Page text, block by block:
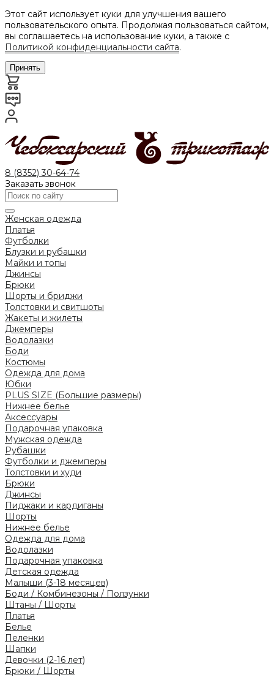
Этот сайт использует куки для улучшения вашего
пользовательского опыта. Продолжая пользоваться сайтом,
вы соглашаетесь на использование куки, а также с
Политикой конфиденциальности сайта.
Принять
8 (8352) 30-64-74
Заказать звонок
Женская одежда
Платья
Футболки
Блузки и рубашки
Майки и топы
Джинсы
Брюки
Шорты и бриджи
Толстовки и свитшоты
Жакеты и жилеты
Джемперы
Водолазки
Боди
Костюмы
Одежда для дома
Юбки
PLUS SIZE (Большие размеры)
Нижнее белье
Аксессуары
Подарочная упаковка
Мужская одежда
Рубашки
Футболки и джемперы
Толстовки и худи
Брюки
Джинсы
Пиджаки и кардиганы
Шорты
Нижнее белье
Одежда для дома
Водолазки
Подарочная упаковка
Детская одежда
Малыши (3-18 месяцев)
Боди / Комбинезоны / Ползунки
Штаны / Шорты
Платья
Белье
Пеленки
Шапки
Девочки (2-16 лет)
Брюки / Шорты